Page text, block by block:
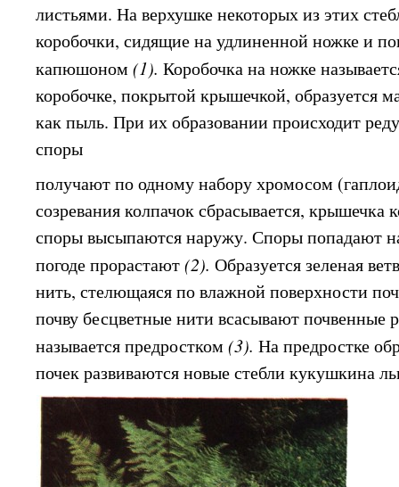
листьями. На верхушке некоторых из этих
коробочки, сидящие на удлиненной ножке и
капюшоном(1).Коробочка на ножке
коробочке, покрытой крышечкой, образуется
как пыль. При их образовании происходит
споры
получают по одному набору хромосом
созревания колпачок сбрасывается, крышечка
споры высыпаются наружу. Споры попадают
погоде прорастают(2).Образуется зеленая
нить, стелющаяся по влажной поверхности
почву бесцветные нити всасывают почвенные
называется предростком(3).На предростке
почек развиваются новые стебли кукушкина